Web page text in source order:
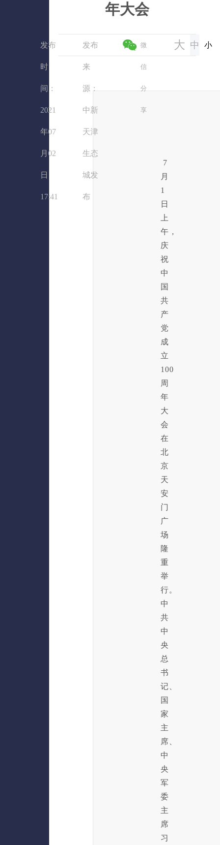
年大会
发布
时
间：
2021
年07
月02
日
17:41
发布
来
源：
中新
天津
生态
城发
布
微
信
分
享
大 中 小
7
月
1
日
上
午，
庆
祝
中
国
共
产
党
成
立
100
周
年
大
会
在
北
京
天
安
门
广
场
隆
重
举
行。
中
共
中
央
总
书
记、
国
家
主
席、
中
央
军
委
主
席
习